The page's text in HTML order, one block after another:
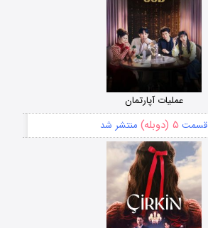
عملیات آپارتمان
قسمت ۵ (دوبله) منتشر شد